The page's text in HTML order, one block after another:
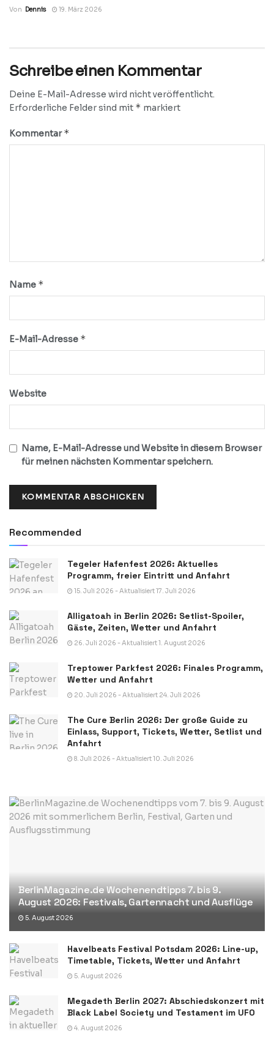
Von Dennis 19. März 2026
Schreibe einen Kommentar
Deine E-Mail-Adresse wird nicht veröffentlicht.
Erforderliche Felder sind mit * markiert
Kommentar*
Name *
E-Mail-Adresse *
Website
Name, E-Mail-Adresse und Website in diesem Browser
für meinen nächsten Kommentar speichern.
Recommended
Tegeler Hafenfest 2026: Aktuelles
Programm, freier Eintritt und Anfahrt
15. Juli 2026 - Aktualisiert 17. Juli 2026
Alligatoah in Berlin 2026: Setlist-Spoiler,
Gäste, Zeiten, Wetter und Anfahrt
26. Juli 2026 - Aktualisiert 1. August 2026
Treptower Parkfest 2026: Finales Programm,
Wetter und Anfahrt
20. Juli 2026 - Aktualisiert 24. Juli 2026
The Cure Berlin 2026: Der große Guide zu
Einlass, Support, Tickets, Wetter, Setlist und
Anfahrt
8. Juli 2026 - Aktualisiert 10. Juli 2026
BerlinMagazine.de Wochenendtipps 7. bis 9.
August 2026: Festivals, Gartennacht und Ausflüge
5. August 2026
Havelbeats Festival Potsdam 2026: Line-up,
Timetable, Tickets, Wetter und Anfahrt
5. August 2026
Megadeth Berlin 2027: Abschiedskonzert mit
Black Label Society und Testament im UFO
4. August 2026